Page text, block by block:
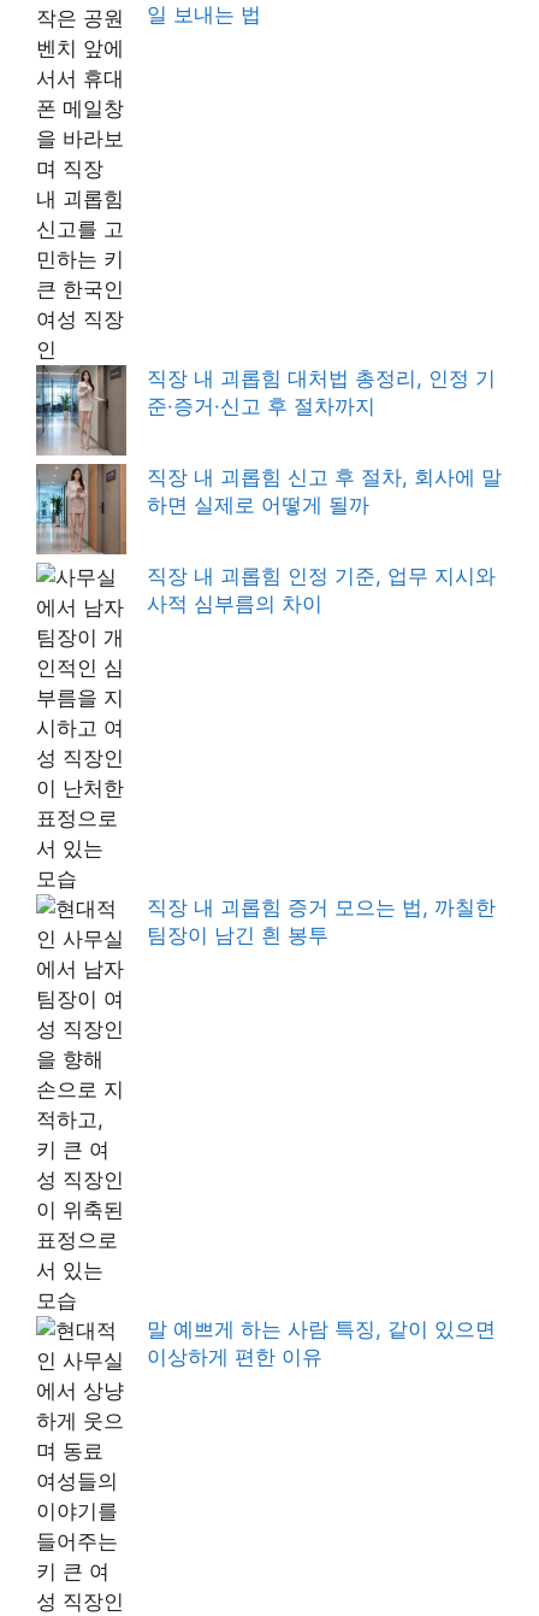
일 보내는 법
직장 내 괴롭힘 대처법 총정리, 인정 기
준·증거·신고 후 절차까지
직장 내 괴롭힘 신고 후 절차, 회사에 말
하면 실제로 어떻게 될까
직장 내 괴롭힘 인정 기준, 업무 지시와
사적 심부름의 차이
직장 내 괴롭힘 증거 모으는 법, 까칠한
팀장이 남긴 흰 봉투
말 예쁘게 하는 사람 특징, 같이 있으면
이상하게 편한 이유